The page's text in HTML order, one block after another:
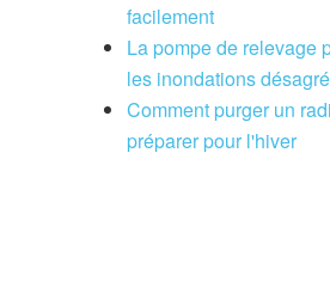
facilement
La pompe de relevage
les inondations
Comment purger un
préparer pour l'hiver